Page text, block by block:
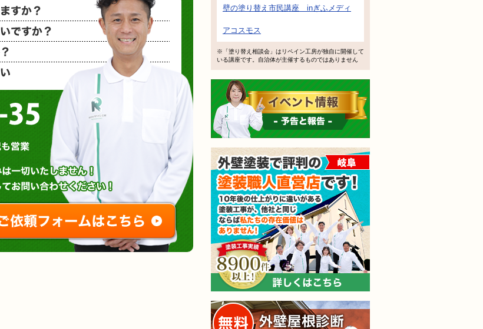
壁の塗り替え市民講座 inぎふメディ
アコスモス
※「塗り替え相談会」はリペイン工房が独自に開催して
いる講座です。自治体が主催するものではありません
小さな塗装工事でもお願いできますか？
相見積もりで検討するけど、いいですか？
概算金額を教えてもらえますか？
など、お気軽にお問い合わせください。
0120-3341-35
営業時間 : 午前8時～午後8時 土日祝も営業
無料診断やお問い合わせされても売り込みは一切いたしません！ ご相談だけのお電話
ご相談・ご質問・無料診断のご依頼フォームはこちら